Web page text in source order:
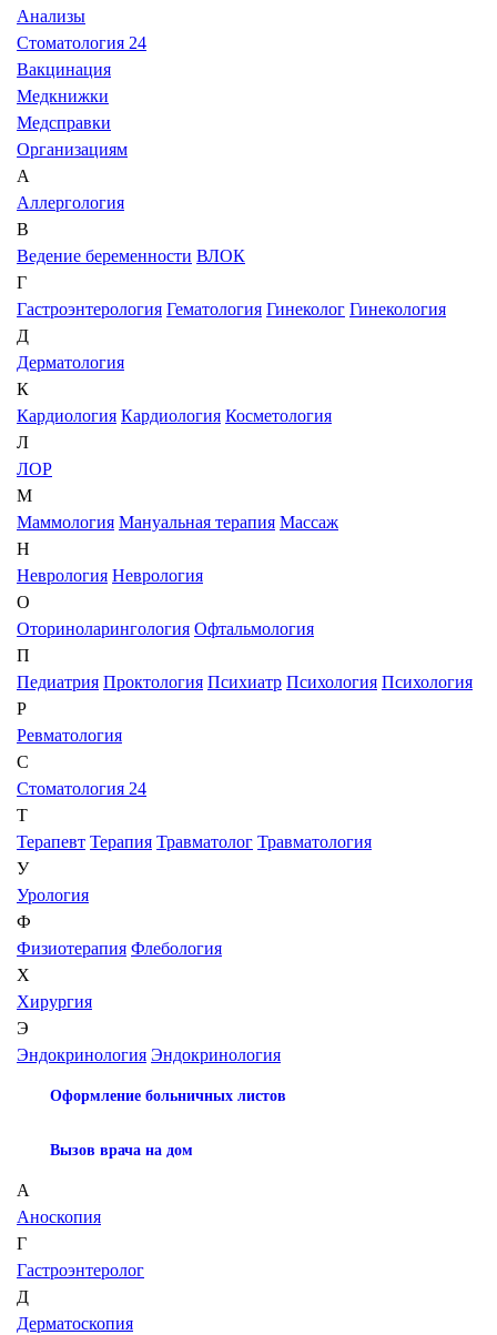
Анализы
Стоматология 24
Вакцинация
Медкнижки
Медсправки
Организациям
А
Аллергология
В
Ведение беременности ВЛОК
Г
Гастроэнтерология Гематология Гинеколог Гинекология
Д
Дерматология
К
Кардиология Кардиология Косметология
Л
ЛОР
М
Маммология Мануальная терапия Массаж
Н
Неврология Неврология
О
Оториноларингология Офтальмология
П
Педиатрия Проктология Психиатр Психология Психология
Р
Ревматология
С
Стоматология 24
Т
Терапевт Терапия Травматолог Травматология
У
Урология
Ф
Физиотерапия Флебология
Х
Хирургия
Э
Эндокринология Эндокринология
Оформление больничных листов
Вызов врача на дом
А
Аноскопия
Г
Гастроэнтеролог
Д
Дерматоскопия